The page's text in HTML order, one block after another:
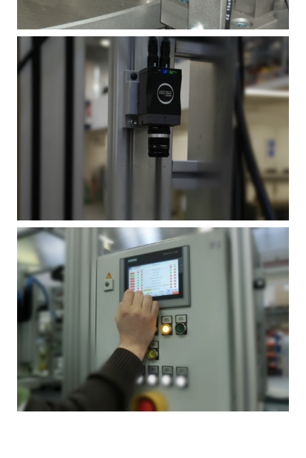
MEER INFORMATIE
MEER INFORMATIE